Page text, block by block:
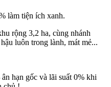
làm tiện ích xanh.
rộng 3,2 ha, cùng nhánh
luôn trong lành, mát mẻ...
hạn gốc và lãi suất 0% khi